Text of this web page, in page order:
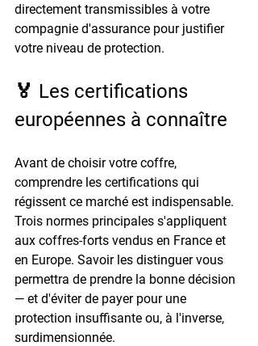
directement transmissibles à votre
compagnie d'assurance pour justifier
votre niveau de protection.
🏅 Les certifications
européennes à connaître
Avant de choisir votre coffre,
comprendre les certifications qui
régissent ce marché est indispensable.
Trois normes principales s'appliquent
aux coffres-forts vendus en France et
en Europe. Savoir les distinguer vous
permettra de prendre la bonne décision
— et d'éviter de payer pour une
protection insuffisante ou, à l'inverse,
surdimensionnée.